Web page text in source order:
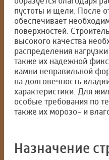
пустоты и щели. После
обеспечивает
поверхностей.
высокого качества
распределения
также их надежной
камни неправильной
на долговечность
характеристики. Для
особые требования по
также их морозо- и
Назначение